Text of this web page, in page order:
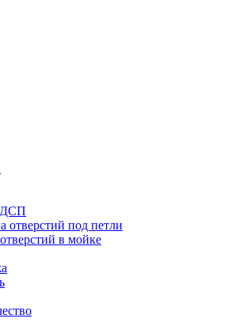
отверстий под петли
в мойке